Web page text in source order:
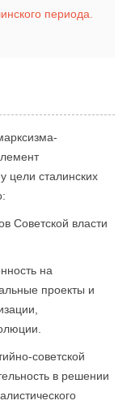
периода.
цели сталинских
Советской власти
на
проекты и
советской
в решении